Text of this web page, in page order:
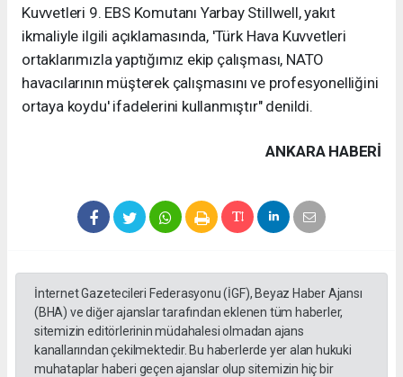
Kuvvetleri 9. EBS Komutanı Yarbay Stillwell, yakıt
ikmaliyle ilgili açıklamasında, 'Türk Hava Kuvvetleri
ortaklarımızla yaptığımız ekip çalışması, NATO
havacılarının müşterek çalışmasını ve profesyonelliğini
ortaya koydu' ifadelerini kullanmıştır" denildi.
ANKARA HABERİ
İnternet Gazetecileri Federasyonu (İGF), Beyaz Haber Ajansı
(BHA) ve diğer ajanslar tarafından eklenen tüm haberler,
sitemizin editörlerinin müdahalesi olmadan ajans
kanallarından çekilmektedir. Bu haberlerde yer alan hukuki
muhataplar haberi geçen ajanslar olup sitemizin hiç bir